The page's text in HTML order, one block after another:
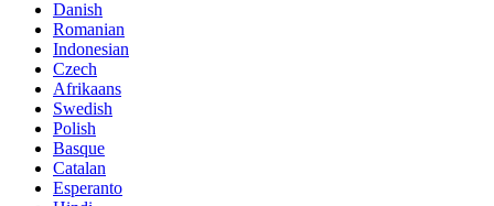
Danish
Romanian
Indonesian
Czech
Afrikaans
Swedish
Polish
Basque
Catalan
Esperanto